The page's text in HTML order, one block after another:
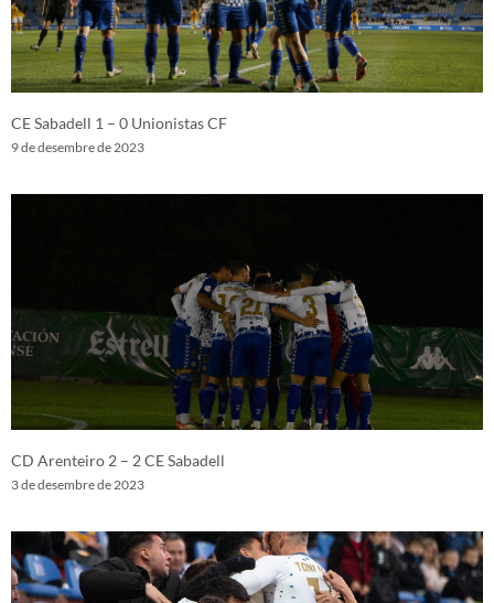
CE Sabadell 1 – 0 Unionistas CF
9 de desembre de 2023
CD Arenteiro 2 – 2 CE Sabadell
3 de desembre de 2023